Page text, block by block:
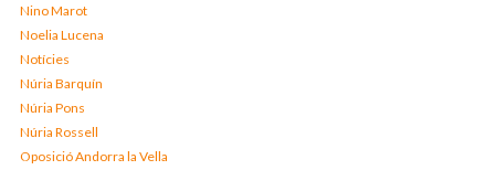
Nino Marot
Noelia Lucena
Notícies
Núria Barquín
Núria Pons
Núria Rossell
Oposició Andorra la Vella